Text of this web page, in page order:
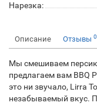
Нарезка:
Описание Отзывы 0
Мы смешиваем
предлагаем вам BBQ
это ни звучало, Lirra
незабываемый вкус.